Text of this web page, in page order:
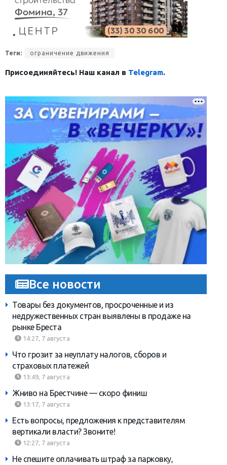
Теги: ограничение движения
Присоединяйтесь! Наш канал в Telegram.
Все новости
Товары без документов, просроченные и из
недружественных стран выявлены в продаже на
рынке Бреста
14:27, 7 августа
Что грозит за неуплату налогов, сборов и
страховых платежей
13:49, 7 августа
Жниво на Брестчине — скоро финиш
13:17, 7 августа
Есть вопросы, предложения к представителям
вертикали власти? Звоните!
12:27, 7 августа
Не спешите оплачивать штраф за парковку,